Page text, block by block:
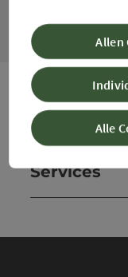
Webseiten
Services
Alle
Allen